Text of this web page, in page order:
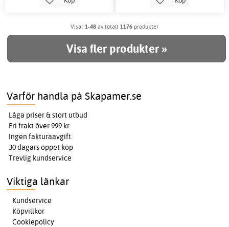
Visar 1-48 av totalt 1176 produkter
Visa fler produkter »
Varför handla på Skapamer.se
Låga priser & stort utbud
Fri frakt över 999 kr
Ingen fakturaavgift
30 dagars öppet köp
Trevlig kundservice
Viktiga länkar
Kundservice
Köpvillkor
Cookiepolicy